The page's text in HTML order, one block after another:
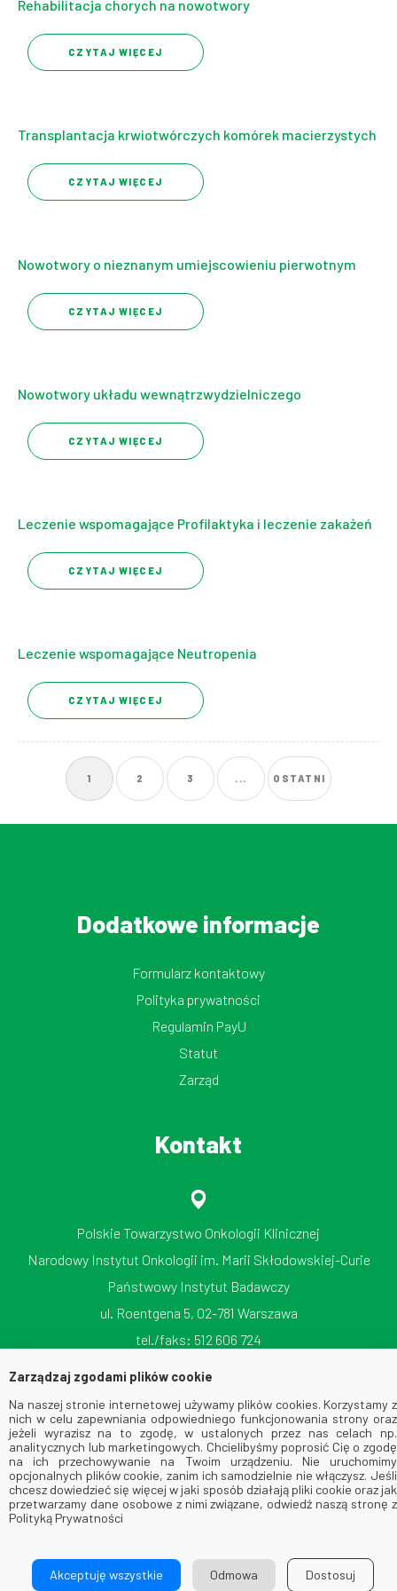
Rehabilitacja chorych na nowotwory
CZYTAJ WIĘCEJ
Transplantacja krwiotwórczych komórek macierzystych
CZYTAJ WIĘCEJ
Nowotwory o nieznanym umiejscowieniu pierwotnym
CZYTAJ WIĘCEJ
Nowotwory układu wewnątrzwydzielniczego
CZYTAJ WIĘCEJ
Leczenie wspomagające Profilaktyka i leczenie zakażeń
CZYTAJ WIĘCEJ
Leczenie wspomagające Neutropenia
CZYTAJ WIĘCEJ
1 2 3 ... OSTATNI
Dodatkowe informacje
Formularz kontaktowy
Polityka prywatności
Regulamin PayU
Statut
Zarząd
Kontakt
Polskie Towarzystwo Onkologii Klinicznej
Narodowy Instytut Onkologii im. Marii Skłodowskiej-Curie
Państwowy Instytut Badawczy
ul. Roentgena 5, 02-781 Warszawa
tel./faks: 512 606 724
© 2026 Via Medica. All Rights Reserved
Zarządzaj zgodami plików cookie
Na naszej stronie internetowej używamy plików cookies. Korzystamy z
nich w celu zapewniania odpowiedniego funkcjonowania strony oraz
jeżeli wyrazisz na to zgodę, w ustalonych przez nas celach np.
analitycznych lub marketingowych. Chcielibyśmy poprosić Cię o zgodę
na ich przechowywanie na Twoim urządzeniu. Nie uruchomimy
opcjonalnych plików cookie, zanim ich samodzielnie nie włączysz. Jeśli
chcesz dowiedzieć się więcej w jaki sposób działają pliki cookie oraz jak
przetwarzamy dane osobowe z nimi związane, odwiedź naszą stronę z
Polityką Prywatności
Akceptuję wszystkie Odmowa Dostosuj